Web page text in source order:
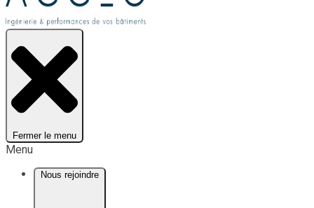
Fermer le menu
Menu
Nous rejoindre